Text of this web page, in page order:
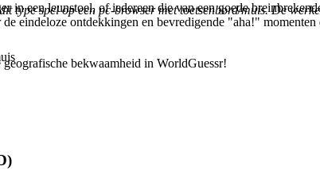
in een leunstoel, of iedereen die van een goede
eindeloze ontdekkingen en bevredigende "aha!"
bekwaamheid in WorldGuessr!
type spel op een pc-browser met toetsenbord/muis. De